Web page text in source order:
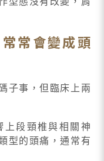
常會變成頭
子事，但臨床上兩
上段頸椎與相關神
型的頭痛，通常有